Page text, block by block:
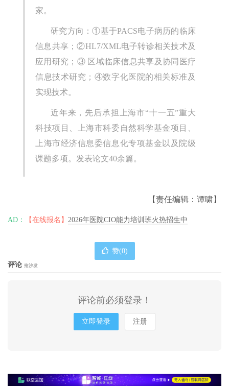
家。
研究方向：①基于PACS电子病历的临床
信息共享；②HL7/XML电子转诊相关技术及
应用研究；③ 区域临床信息共享及协同医疗
信息技术研究；④数字化医院的相关标准及
实现技术。
近年来，先后承担上海市“十一五”重大
科技项目、上海市科委自然科学基金项目、
上海市经济信息委信息化专项基金以及院级
课题多项。发表论文40余篇。
【责任编辑：谭啸】
AD： 【在线报名】 2026年医院CIO能力培训班火热招生中
赞(0)
评论 抢沙发
评论前必须登录！
立即登录 注册